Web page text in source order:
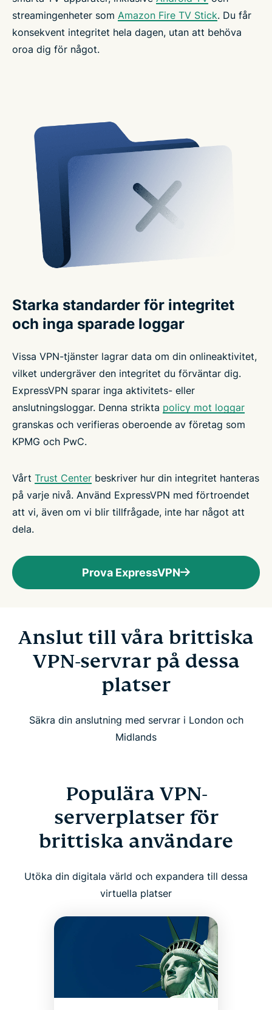
streamingenheter som Amazon Fire TV Stick. Du får
konsekvent integritet hela dagen, utan att behöva
oroa dig för något.
Starka standarder för integritet
och inga sparade loggar
Vissa VPN-tjänster lagrar data om din onlineaktivitet,
vilket undergräver den integritet du förväntar dig.
ExpressVPN sparar inga aktivitets- eller
anslutningsloggar. Denna strikta policy mot loggar
granskas och verifieras oberoende av företag som
KPMG och PwC.
Vårt Trust Center beskriver hur din integritet hanteras
på varje nivå. Använd ExpressVPN med förtroendet
att vi, även om vi blir tillfrågade, inte har något att
dela.
Prova ExpressVPN
Anslut till våra brittiska
VPN-servrar på dessa
platser
Säkra din anslutning med servrar i London och
Midlands
Populära VPN-
serverplatser för
brittiska användare
Utöka din digitala värld och expandera till dessa
virtuella platser